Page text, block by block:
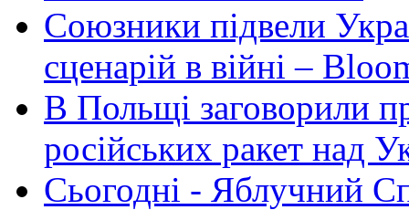
Союзники підвели
сценарій в війні –
В Польщі заговорили
російських ракет над
Сьогодні - Яблучний